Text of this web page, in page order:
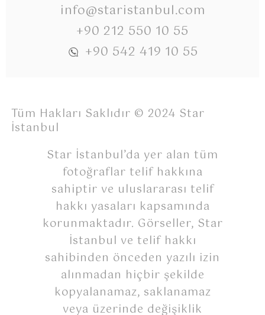
info@staristanbul.com
+90 212 550 10 55
+90 542 419 10 55
Tüm Hakları Saklıdır © 2024 Star
İstanbul
Star İstanbul’da yer alan tüm
fotoğraflar telif hakkına
sahiptir ve uluslararası telif
hakkı yasaları kapsamında
korunmaktadır. Görseller, Star
İstanbul ve telif hakkı
sahibinden önceden yazılı izin
alınmadan hiçbir şekilde
kopyalanamaz, saklanamaz
veya üzerinde değişiklik